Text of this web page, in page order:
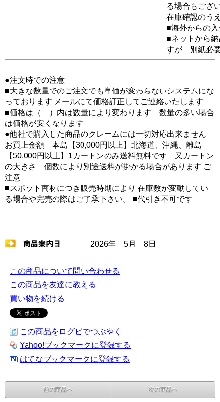
る場合もござ
在庫確認のう
■海外からの
■ネットから
すが 別紙必
●注文時での注意
■大きな数量でのご注文でも単価が変わらないシステムにな
っております メールにて価格訂正してご連絡いたします
■価格は（ ）内は数量により変わります 数量の多い場合
は価格が安くなります
●他社で購入した商品のクレームには一切対応出来ません
お買上金額 本島【30,000円以上】北海道、沖縄、離島
【50,000円以上】1カートンのみ送料無料です 又カートン
の大きさ 個数により別途送料が掛かる場合があります ご
注意
■スポット商材につき販売時期により 在庫数が変動してい
る場合や完売の際はご了承下さい。 ■代引き不可です
2026年 5月 8日
この商品について問い合わせる
この商品を友達に教える
買い物を続ける
この商品をログピでつぶやく
Yahoo!ブックマークに登録する
はてなブックマークに登録する
前の商品へ 次の商品へ